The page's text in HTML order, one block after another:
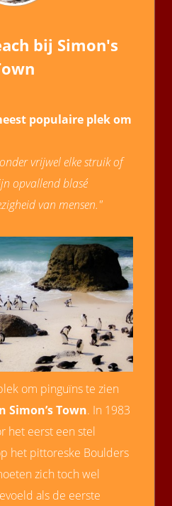
bij Simon's
populaire plek om
vrijwel elke struik of
opvallend blasé
van mensen."
om pinguïns te zien
Simon’s Town. In 1983
het eerst een stel
het pittoreske Boulders
zich toch wel
als de eerste